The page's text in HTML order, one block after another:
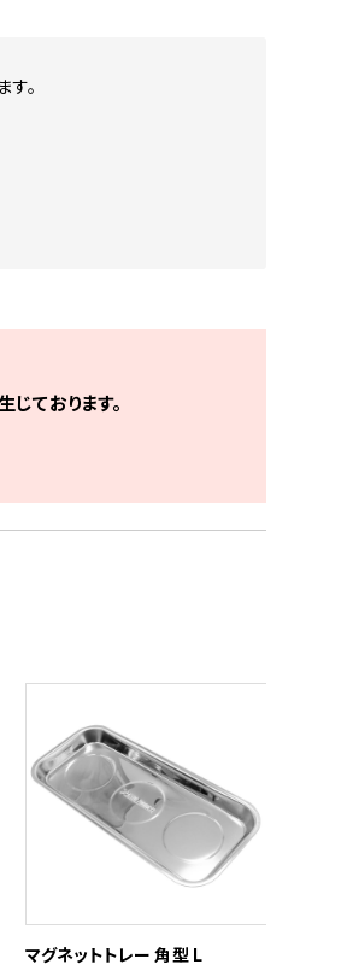
。
ております。
マグネットトレー 角型 L